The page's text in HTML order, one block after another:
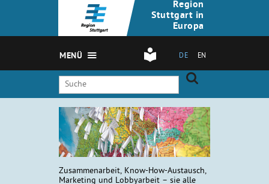
Region
Stuttgart in
Europa
DE EN
MENÜ
Zusammenarbeit, Know-How-Austausch,
Marketing und Lobbyarbeit – sie alle